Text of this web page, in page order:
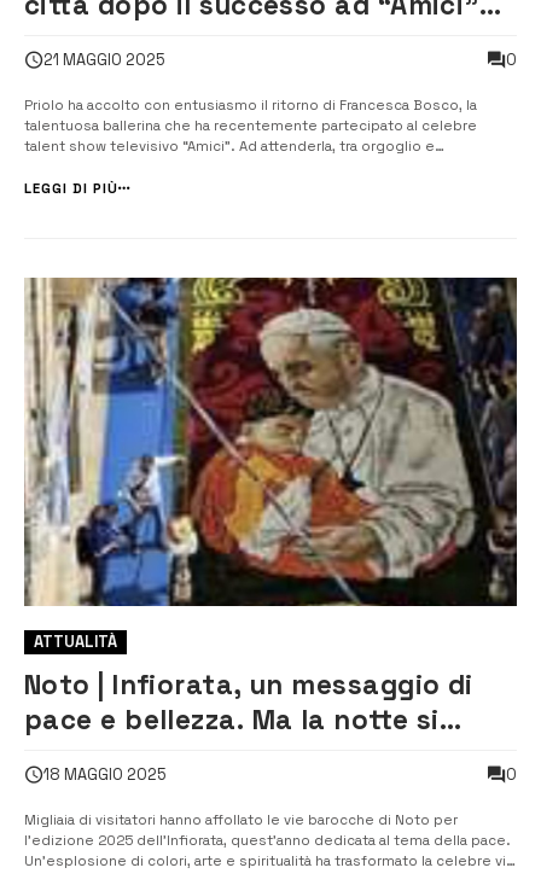
21 MAGGIO 2025 0
Priolo ha accolto con entusiasmo il ritorno di Francesca Bosco, la
talentuosa ballerina che ha recentemente partecipato al celebre
talent show televisivo “Amici”. Ad attenderla, tra orgoglio e
personalmente per omaggiarla del successo ottenuto. Nel corso
LEGGI DI PIÙ
ATTUALITÀ
Noto | Infiorata, un messaggio di
pace e bellezza. Ma la notte si
18 MAGGIO 2025 0
Migliaia di visitatori hanno affollato le vie barocche di Noto per
l’edizione 2025 dell’Infiorata, quest’anno dedicata al tema della pace.
Un’esplosione di colori, arte e spiritualità ha trasformato la celebre via